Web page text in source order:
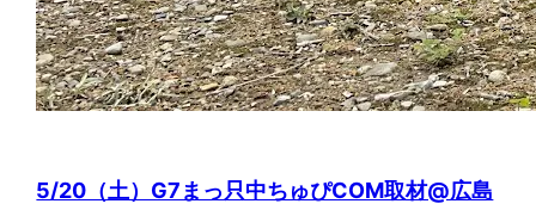
5/20（土）G7まっ只中ちゅぴCOM取材@広島